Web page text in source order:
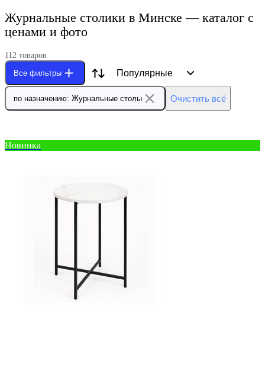
Журнальные столики в Минске — каталог с
ценами и фото
112 товаров
Все фильтры
Популярные
по назначению: Журнальные столы Очистить всё
Новинка